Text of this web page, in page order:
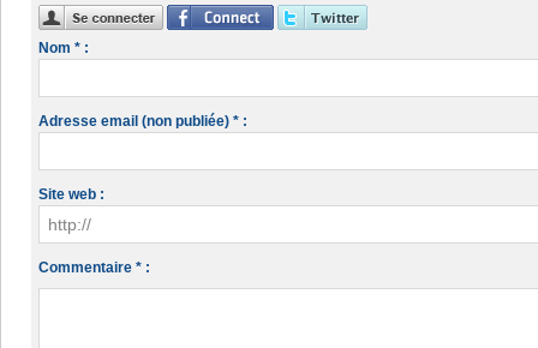
Nom * :
Adresse email (non publiée) * :
Site web :
Commentaire * :